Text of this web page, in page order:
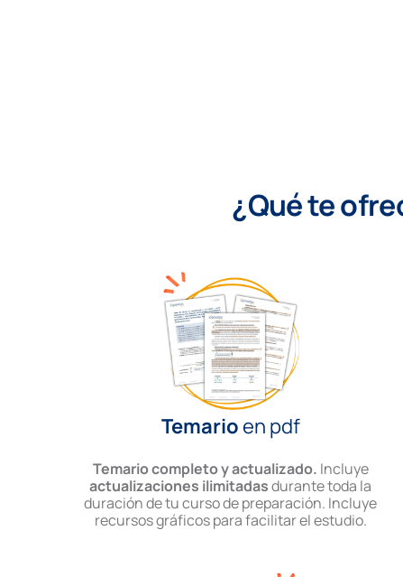
¿Qué te
Temario en pdf
Temario completo y actualizado. Incluye
actualizaciones ilimitadasdurante toda la
duración de tu curso de preparación. Incluye
recursos gráficos para facilitar el estudio.